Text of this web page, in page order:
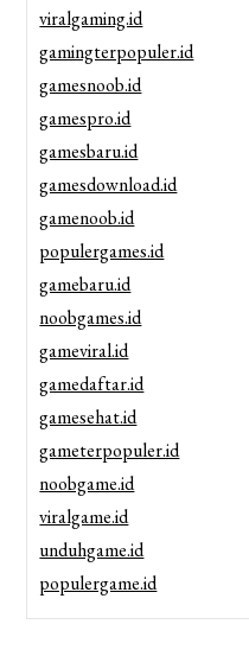
viralgaming.id
gamingterpopuler.id
gamesnoob.id
gamespro.id
gamesbaru.id
gamesdownload.id
gamenoob.id
populergames.id
gamebaru.id
noobgames.id
gameviral.id
gamedaftar.id
gamesehat.id
gameterpopuler.id
noobgame.id
viralgame.id
unduhgame.id
populergame.id